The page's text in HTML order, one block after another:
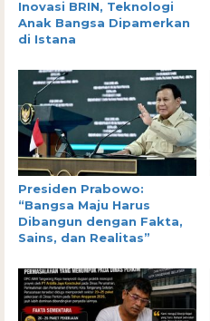
Inovasi BRIN, Teknologi
Anak Bangsa Dipamerkan
di Istana
Presiden Prabowo:
“Bangsa Maju Harus
Dibangun dengan Fakta,
Sains, dan Realitas”